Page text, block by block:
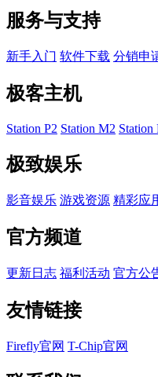
服务与支持
新手入门 软件下载 分销申
极客主机
Station P2 Station M2 Station
极致娱乐
影音娱乐 游戏资源 精彩应
官方频道
更新日志 福利活动 官方公
友情链接
Firefly官网 T-Chip官网